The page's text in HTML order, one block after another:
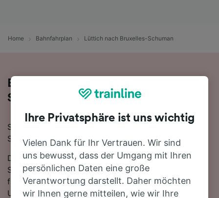
Home Bahnfahrplan Lüttich nach Bruxelles-Schuman
Bequem von Lüttich nach Bruxelles-
Schuman - nehmen Sie den Zug!
Sie wollen mit dem Zug von Lüttich nach Bruxelles-
Schuman reisen? Dann sind Sie bei uns genau richtig!
Die Fahrtzeit beträgt mit der schnellsten Verbindung 1
Stunde 4 Minuten. Auf der 87 km langen Strecke
fahren für gewöhnlich 60 Züge am Tag. Es ist kein
Umsteigen erforderlich, da ab Bruxelles-Schuman
Ihre Privatsphäre ist uns wichtig
Vielen Dank für Ihr Vertrauen. Wir sind
uns bewusst, dass der Umgang mit Ihren
persönlichen Daten eine große
Verantwortung darstellt. Daher möchten
wir Ihnen gerne mitteilen, wie wir Ihre